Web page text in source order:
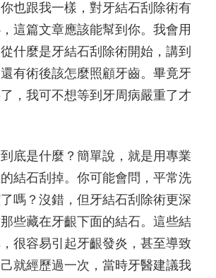
也跟我一樣，對牙結石刮除術有
這篇文章應該能幫到你。我會用
什麼是牙結石刮除術開始，講到
有術後該怎麼照顧牙齒。畢竟牙
，我可不想等到牙周病嚴重了才
底是什麼？簡單說，就是用專業
結石刮掉。你可能會問，平常洗
嗎？沒錯，但牙結石刮除術更深
些藏在牙齦下面的結石。這些結
很容易引起牙齦發炎，甚至導致
就經歷過一次，當時牙醫建議我